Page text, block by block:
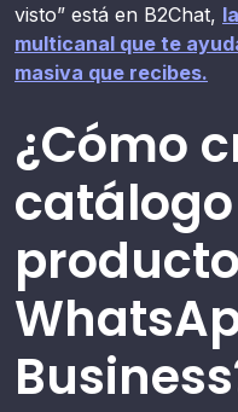
visto” está en B2Chat,
multicanal que te
masiva que recibes.
¿Cómo